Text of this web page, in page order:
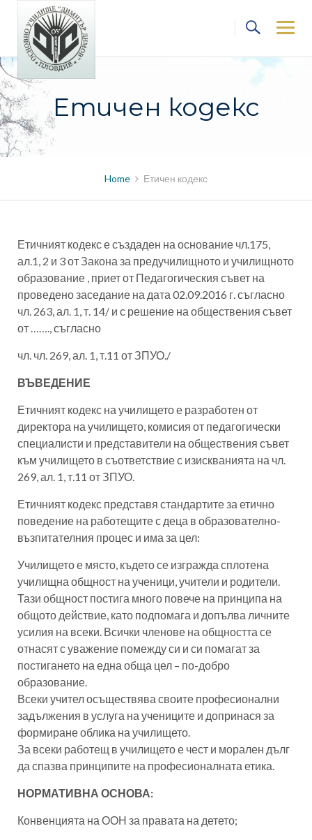
content
Етичен кодекс
Home Етичен кодекс
Етичният кодекс е създаден на основание чл.175,
ал.1, 2 и 3 от Закона за предучилищното и училищното
образование , приет от Педагогическия съвет на
проведено заседание на дата 02.09.2016 г. съгласно
чл. 263, ал. 1, т. 14/ и с решение на обществения съвет
от ……., съгласно
чл. чл. 269, ал. 1, т.11 от ЗПУО./
ВЪВЕДЕНИЕ
Етичният кодекс на училището е разработен от
директора на училището, комисия от педагогически
специалисти и представители на обществения съвет
към училището в съответствие с изискванията на чл.
269, ал. 1, т.11 от ЗПУО.
Етичният кодекс представя стандартите за етично
поведение на работещите с деца в образователно-
възпитателния процес и има за цел:
Училището е място, където се изгражда сплотена
училищна общност на ученици, учители и родители.
Тази общност постига много повече на принципа на
общото действие, като подпомага и допълва личните
усилия на всеки. Всички членове на общността се
отнасят с уважение помежду си и си помагат за
постигането на една обща цел – по-добро
образование.
Всеки учител осъществява своите професионални
задължения в услуга на учениците и допринася за
формиране облика на училището.
За всеки работещ в училището е чест и морален дълг
да спазва принципите на професионалната етика.
НОРМАТИВНА ОСНОВА:
Конвенцията на ООН за правата на детето;